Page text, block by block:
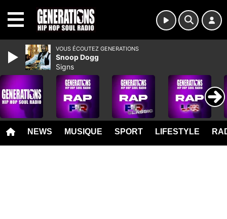
NEWS MUSIQUE SPORT LIFESTYLE
VOUS ÉCOUTEZ GENERATIONS
Snoop Dogg
Signs